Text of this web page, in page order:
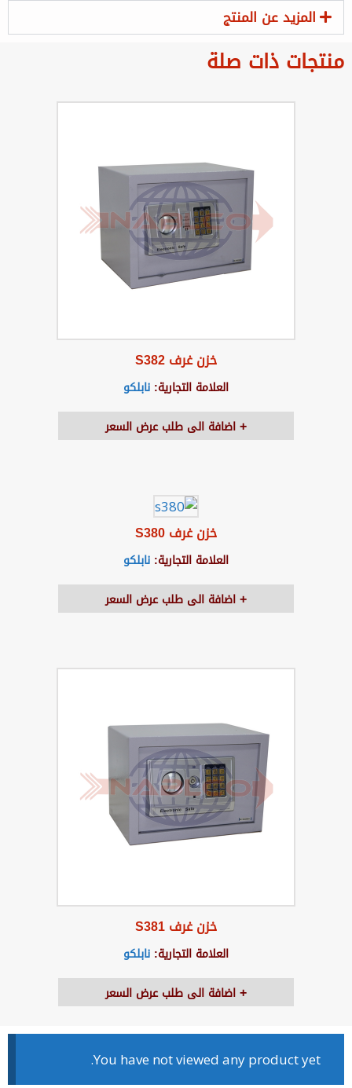
المزيد عن المنتج
منتجات ذات صلة
خزن غرف S382
العلامة التجارية: نابلكو
اضافة الى طلب عرض السعر
خزن غرف S380
العلامة التجارية: نابلكو
اضافة الى طلب عرض السعر
خزن غرف S381
العلامة التجارية: نابلكو
اضافة الى طلب عرض السعر
You have not viewed any product yet.